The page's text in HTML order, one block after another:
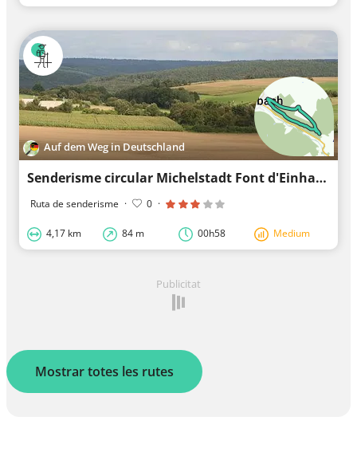
Auf dem Weg in Deutschland
Senderisme circular Michelstadt Font d'Einhard 2: Camí de Kühberg
Ruta de senderisme · 0 ·
4,17 km 84 m 00h58 Medium
Publicitat
Mostrar totes les rutes